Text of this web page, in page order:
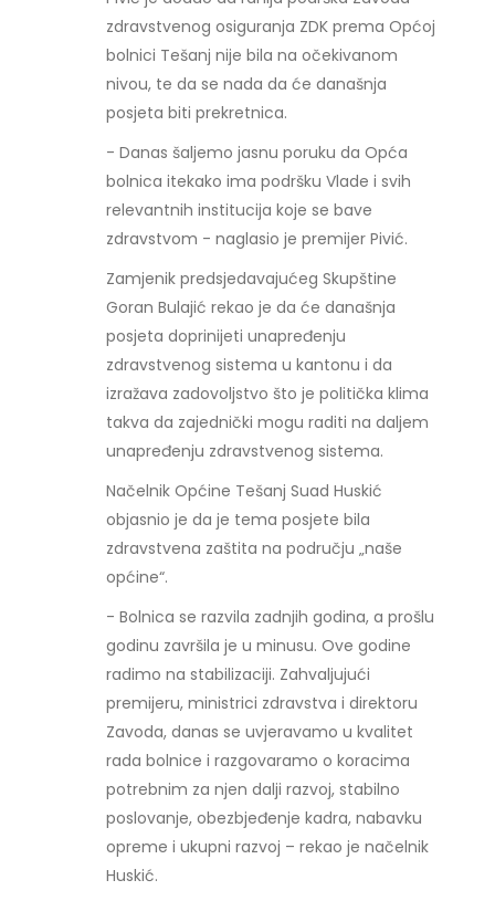
zdravstvenog osiguranja ZDK prema Općoj
bolnici Tešanj nije bila na očekivanom
nivou, te da se nada da će današnja
posjeta biti prekretnica.
- Danas šaljemo jasnu poruku da Opća
bolnica itekako ima podršku Vlade i svih
relevantnih institucija koje se bave
zdravstvom - naglasio je premijer Pivić.
Zamjenik predsjedavajućeg Skupštine
Goran Bulajić rekao je da će današnja
posjeta doprinijeti unapređenju
zdravstvenog sistema u kantonu i da
izražava zadovoljstvo što je politička klima
takva da zajednički mogu raditi na daljem
unapređenju zdravstvenog sistema.
Načelnik Općine Tešanj Suad Huskić
objasnio je da je tema posjete bila
zdravstvena zaštita na području „naše
općine“.
- Bolnica se razvila zadnjih godina, a prošlu
godinu završila je u minusu. Ove godine
radimo na stabilizaciji. Zahvaljujući
premijeru, ministrici zdravstva i direktoru
Zavoda, danas se uvjeravamo u kvalitet
rada bolnice i razgovaramo o koracima
potrebnim za njen dalji razvoj, stabilno
poslovanje, obezbjeđenje kadra, nabavku
opreme i ukupni razvoj – rekao je načelnik
Huskić.